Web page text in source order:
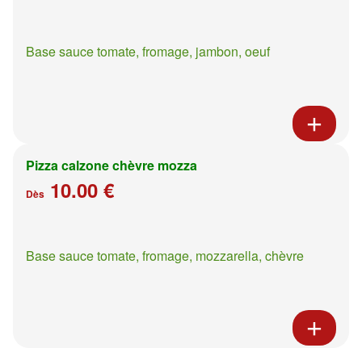
Base sauce tomate, fromage, jambon, oeuf
Pizza calzone chèvre mozza
Dès 10.00 €
Base sauce tomate, fromage, mozzarella, chèvre